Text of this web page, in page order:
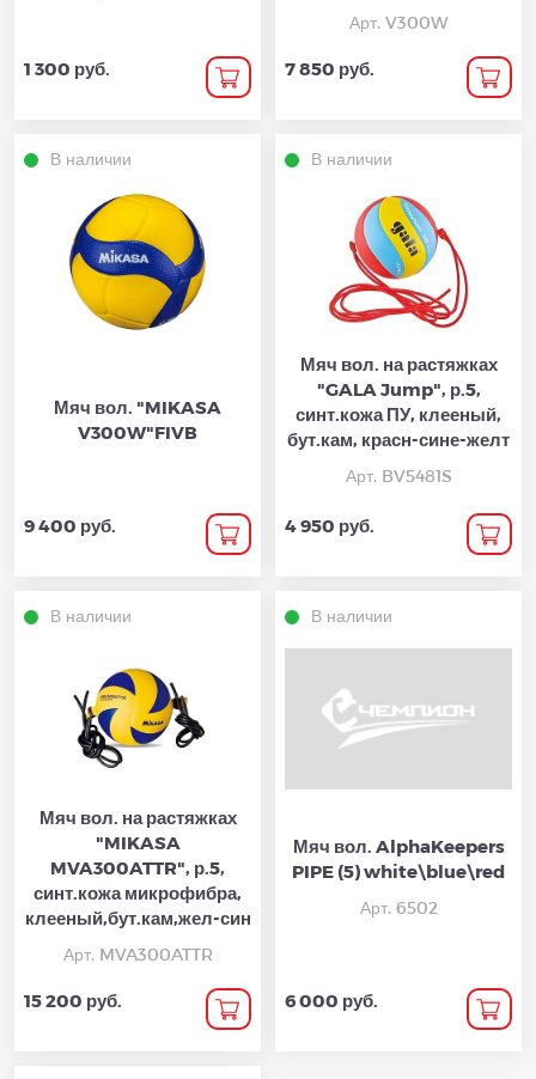
1 300 руб.
Арт. V300W
7 850 руб.
В наличии
Мяч вол. "MIKASA
V300W"FIVB
9 400 руб.
В наличии
Мяч вол. на растяжках
"GALA Jump", р.5,
синт.кожа ПУ, клееный,
бут.кам, красн-сине-желт
Арт. BV5481S
4 950 руб.
В наличии
Мяч вол. на растяжках
"MIKASA
MVA300ATTR", р.5,
синт.кожа микрофибра,
клееный,бут.кам,жел-син
Арт. MVA300ATTR
15 200 руб.
В наличии
Мяч вол. AlphaKeepers
PIPE (5) white\blue\red
Арт. 6502
6 000 руб.